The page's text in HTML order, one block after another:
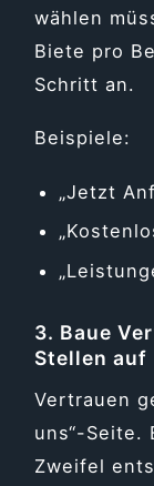
wählen
Biete pro
Schritt an.
Beispiele:
„Jetzt
3. Baue
Stellen auf
Vertrauen
uns“-Seite.
Zweifel